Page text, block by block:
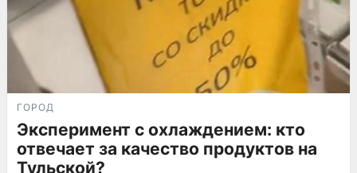
ГОРОД
Эксперимент с охлаждением: кто
отвечает за качество продуктов на
Тульской?